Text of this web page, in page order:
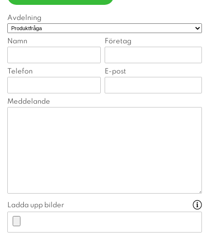
Avdelning
Namn Företag
Telefon E-post
Meddelande
Ladda upp bilder